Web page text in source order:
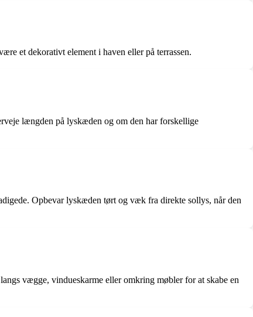
et dekorativt element i haven eller på terrassen.
længden på lyskæden og om den har forskellige
Opbevar lyskæden tørt og væk fra direkte sollys, når den
vægge, vindueskarme eller omkring møbler for at skabe en